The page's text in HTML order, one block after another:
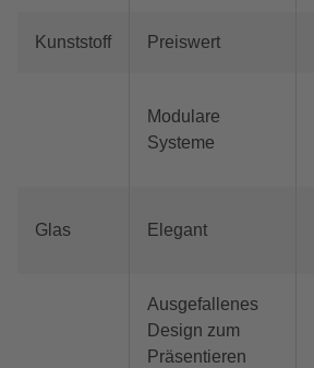
Kunststoff Preiswert
Modulare
Systeme
Glas Elegant
Ausgefallenes
Design zum
Präsentieren